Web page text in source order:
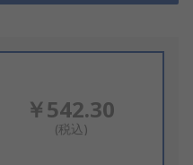
￥542.30
(税込)